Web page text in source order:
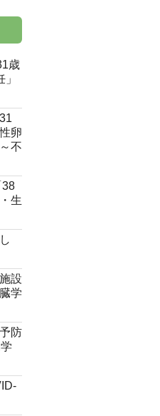
歳
卵
不
生
設
学
防